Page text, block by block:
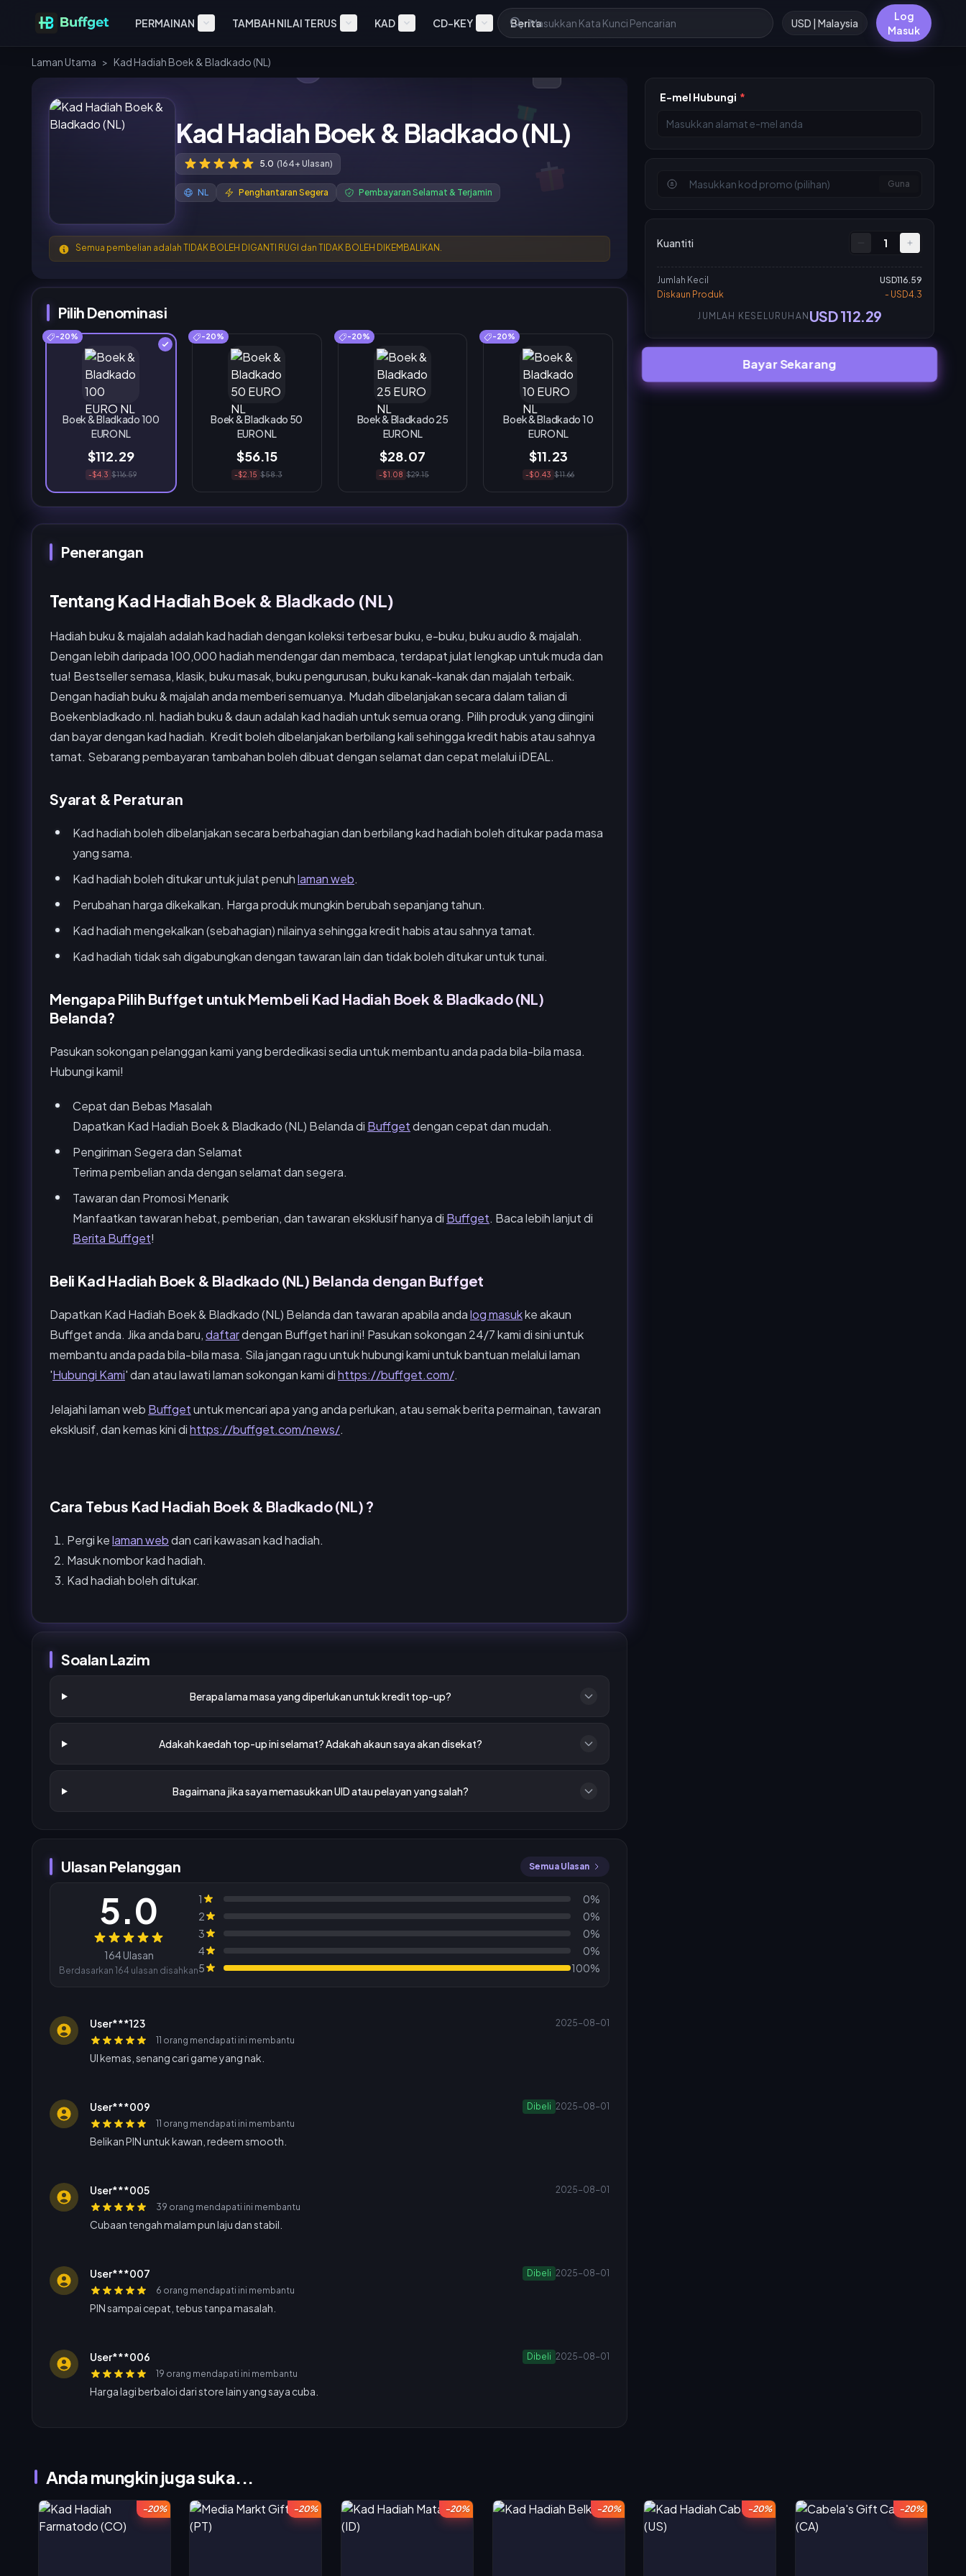
PERMAINAN TAMBAH NILAI TERUS KAD CD-KEY Berita USD | Malaysia
Log
Masuk
Laman Utama > Kad Hadiah Boek & Bladkado (NL)
Kad Hadiah Boek & Bladkado (NL)
5.0 (164+ Ulasan)
NL Penghantaran Segera Pembayaran Selamat & Terjamin
Semua pembelian adalah TIDAK BOLEH DIGANTI RUGI dan TIDAK BOLEH DIKEMBALIKAN.
Pilih Denominasi
-20%
Boek & Bladkado 100
EURO NL
$112.29
-$4.3 $116.59
-20%
Boek & Bladkado 50
EURO NL
$56.15
-$2.15 $58.3
-20%
Boek & Bladkado 25
EURO NL
$28.07
-$1.08 $29.15
-20%
Boek & Bladkado 10
EURO NL
$11.23
-$0.43 $11.66
E-mel Hubungi *
Guna
Kuantiti 1
Jumlah Kecil
USD116.59
Diskaun Produk
- USD4.3
JUMLAH KESELURUHAN USD 112.29
Bayar Sekarang
Penerangan
Tentang Kad Hadiah Boek & Bladkado (NL)
Hadiah buku & majalah adalah kad hadiah dengan koleksi terbesar buku, e-buku, buku audio & majalah.
Dengan lebih daripada 100,000 hadiah mendengar dan membaca, terdapat julat lengkap untuk muda dan
tua! Bestseller semasa, klasik, buku masak, buku pengurusan, buku kanak-kanak dan majalah terbaik.
Dengan hadiah buku & majalah anda memberi semuanya. Mudah dibelanjakan secara dalam talian di
Boekenbladkado.nl. hadiah buku & daun adalah kad hadiah untuk semua orang. Pilih produk yang diingini
dan bayar dengan kad hadiah. Kredit boleh dibelanjakan berbilang kali sehingga kredit habis atau sahnya
tamat. Sebarang pembayaran tambahan boleh dibuat dengan selamat dan cepat melalui iDEAL.
Syarat & Peraturan
Kad hadiah boleh dibelanjakan secara berbahagian dan berbilang kad hadiah boleh ditukar pada masa
yang sama.
Kad hadiah boleh ditukar untuk julat penuhlaman web.
Perubahan harga dikekalkan. Harga produk mungkin berubah sepanjang tahun.
Kad hadiah mengekalkan (sebahagian) nilainya sehingga kredit habis atau sahnya tamat.
Kad hadiah tidak sah digabungkan dengan tawaran lain dan tidak boleh ditukar untuk tunai.
Mengapa Pilih Buffget untuk Membeli Kad Hadiah Boek & Bladkado (NL)
Belanda?
Pasukan sokongan pelanggan kami yang berdedikasi sedia untuk membantu anda pada bila-bila masa.
Hubungi kami!
Cepat dan Bebas Masalah
Dapatkan Kad Hadiah Boek & Bladkado (NL) Belanda di Buffgetdengan cepat dan mudah.
Pengiriman Segera dan Selamat
Terima pembelian anda dengan selamat dan segera.
Tawaran dan Promosi Menarik
Manfaatkan tawaran hebat, pemberian, dan tawaran eksklusif hanya di Buffget. Baca lebih lanjut di
Berita Buffget!
Beli Kad Hadiah Boek & Bladkado (NL) Belanda dengan Buffget
Dapatkan Kad Hadiah Boek & Bladkado (NL) Belanda dan tawaran apabila andalog masukke akaun
Buffget anda. Jika anda baru,daftardengan Buffget hari ini! Pasukan sokongan 24/7 kami di sini untuk
membantu anda pada bila-bila masa. Sila jangan ragu untuk hubungi kami untuk bantuan melalui laman
'Hubungi Kami' dan atau lawati laman sokongan kami dihttps://buffget.com/.
Jelajahi laman web Buffgetuntuk mencari apa yang anda perlukan, atau semak berita permainan, tawaran
eksklusif, dan kemas kini dihttps://buffget.com/news/.
Cara Tebus Kad Hadiah Boek & Bladkado (NL) ?
Pergi kelaman webdan cari kawasan kad hadiah.
Masuk nombor kad hadiah.
Kad hadiah boleh ditukar.
Soalan Lazim
Berapa lama masa yang diperlukan untuk kredit top-up?
Adakah kaedah top-up ini selamat? Adakah akaun saya akan disekat?
Bagaimana jika saya memasukkan UID atau pelayan yang salah?
Ulasan Pelanggan Semua Ulasan
5.0
164 Ulasan
Berdasarkan 164 ulasan disahkan
1
0%
2
0%
3
0%
4
0%
5
100%
User***123
2025-08-01
11 orang mendapati ini membantu
UI kemas, senang cari game yang nak.
User***009 Dibeli 2025-08-01
11 orang mendapati ini membantu
Belikan PIN untuk kawan, redeem smooth.
User***005
2025-08-01
39 orang mendapati ini membantu
Cubaan tengah malam pun laju dan stabil.
User***007 Dibeli 2025-08-01
6 orang mendapati ini membantu
PIN sampai cepat, tebus tanpa masalah.
User***006 Dibeli 2025-08-01
19 orang mendapati ini membantu
Harga lagi berbaloi dari store lain yang saya cuba.
Anda mungkin juga suka...
-20% -20% -20% -20% -20% -20%